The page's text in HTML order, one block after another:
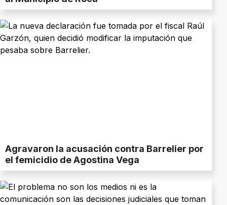
Agravaron la acusación contra Barrelier por
el femicidio de Agostina Vega